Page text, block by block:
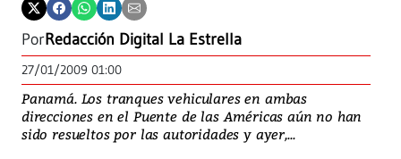
PorRedacción Digital La Estrella
27/01/2009 01:00
Panamá. Los tranques vehiculares en ambas
direcciones en el Puente de las Américas aún no han
sido resueltos por las autoridades y ayer,...